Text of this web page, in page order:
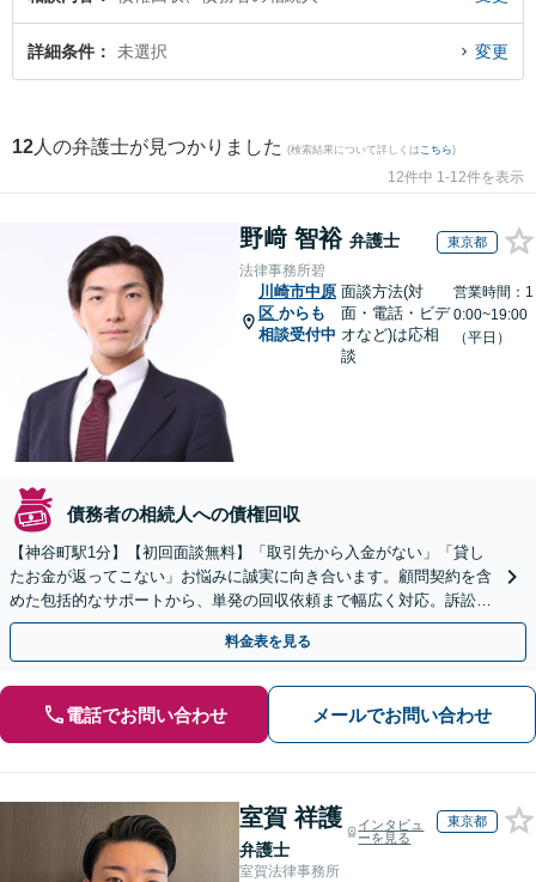
回収のトラブル解決の実績豊富な近くの弁護士を検索したい』『初回相談無料
で債務者の相続人への債権回収を法律相談できる川崎市中原区内の弁護士に相
詳細条件 未選択 変更
12 人の弁護士が見つかりました (検索結果について詳しくは こちら)
12件中 1-12件を表示
野﨑 智裕 弁護士 東京都
法律事務所碧
川崎市中原
区 からも
相談受付中
面談方法(対
面・電話・ビデ
オなど)は応相
談
営業時間：1
0:00~19:00
（平日）
債務者の相続人への債権回収
【神谷町駅1分】【初回面談無料】「取引先から入金がない」「貸し
たお金が返ってこない」お悩みに誠実に向き合います。顧問契約を含
めた包括的なサポートから、単発の回収依頼まで幅広く対応。訴訟や
交渉で、権利を守るために尽力【夜間相談可】
料金表を見る
電話でお問い合わせ メールでお問い合わせ
室賀 祥護
弁護士
インタビュ
ーを見る
東京都
室賀法律事務所